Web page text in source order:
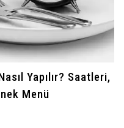
Yapılır? Saatleri,
Menü